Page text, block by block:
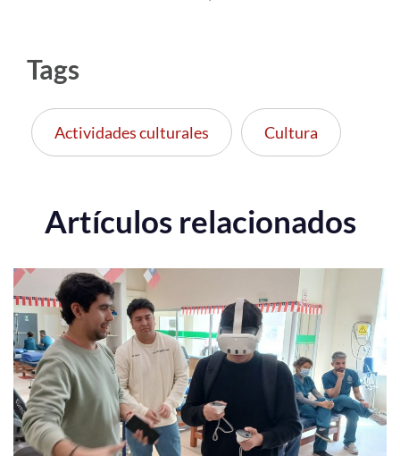
Tags
Actividades culturales Cultura
Artículos relacionados